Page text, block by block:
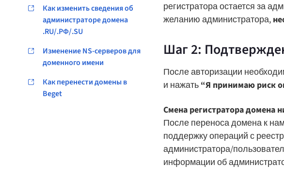
Как изменить сведения об
администраторе домена
.RU/.РФ/.SU
Изменение NS-серверов для
доменного имени
Как перенести домены в
Beget
регистратора остается за
желанию администратора,
Шаг 2:
После авторизации
и нажать “Я принимаю риск
Смена регистратора домена
После переноса домена к
поддержку операций с
администратора/
информации об